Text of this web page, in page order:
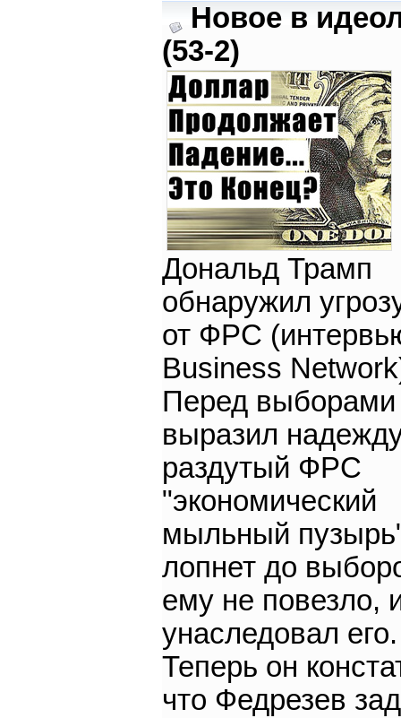
Новое в
(53-2)
Дональд Трамп
обнаружил
от ФРС
Business
Перед
выразил
раздутый ФРС
"экономический
мыльный
лопнет до
ему не повезло,
унаследовал его.
Теперь он
что Федрезев